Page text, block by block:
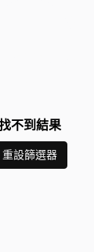
不到結果
重設篩選器